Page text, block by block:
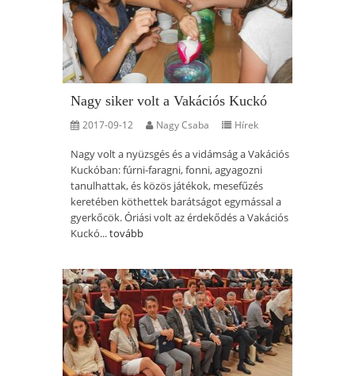
Nagy siker volt a Vakációs Kuckó
2017-09-12 Nagy Csaba Hírek
Nagy volt a nyüzsgés és a vidámság a Vakációs
Kuckóban: fúrni-faragni, fonni, agyagozni
tanulhattak, és közös játékok, mesefűzés
keretében köthettek barátságot egymással a
gyerkőcök. Óriási volt az érdekődés a Vakációs
Kuckó...tovább